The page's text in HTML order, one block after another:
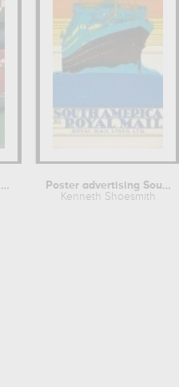
Pagode de Zojoji, à Akabane
Poster advertising South America by...
Kenneth Shoesmith